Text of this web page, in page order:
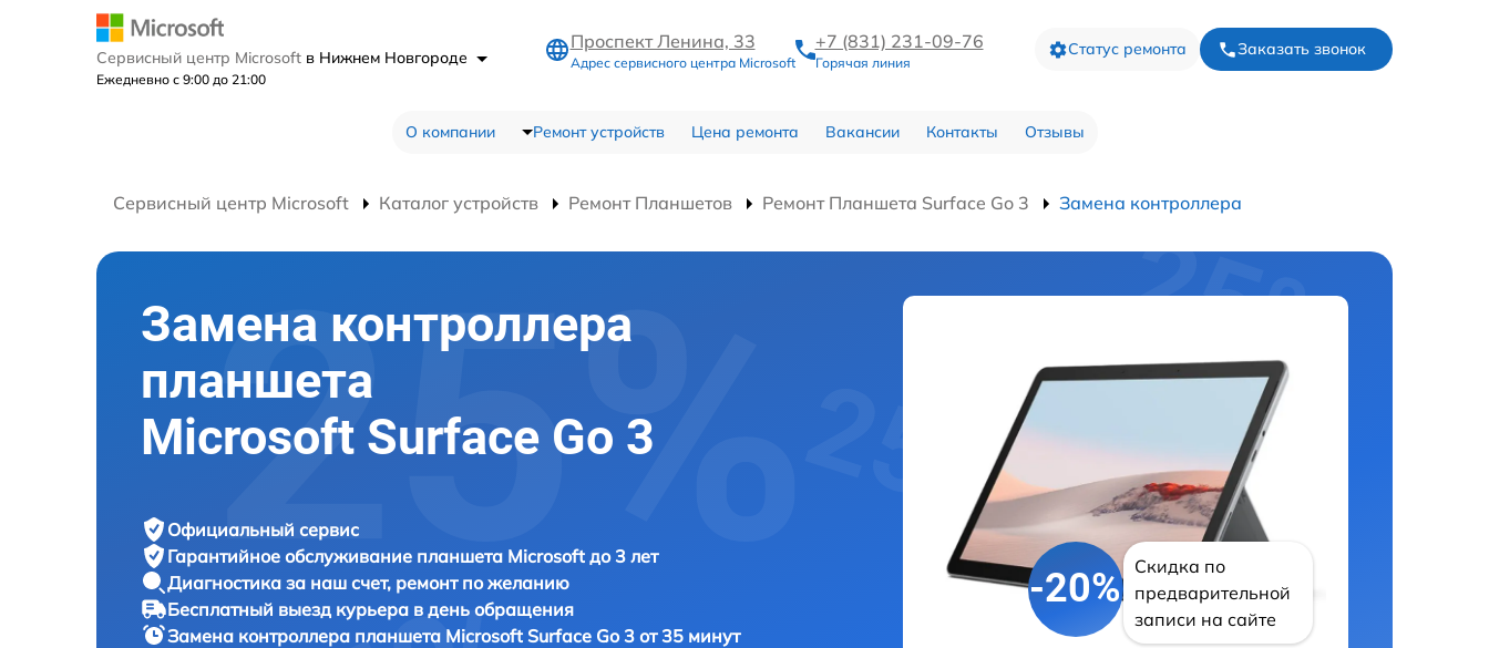
Сервисный центр Microsoft в Нижнем Новгороде
Ежедневно с 9:00 до 21:00
Проспект Ленина, 33
Адрес сервисного центра Microsoft
+7 (831) 231-09-76
Горячая линия
Статус ремонта Заказать звонок
О компании Ремонт устройств Цена ремонта Вакансии Контакты Отзывы
Сервисный центр Microsoft Каталог устройств Ремонт Планшетов Ремонт Планшета Surface Go 3 Замена контроллера
Замена контроллера
планшета
Microsoft Surface Go 3
Официальный сервис
Гарантийное обслуживание планшета Microsoft до 3 лет
Диагностика за наш счет, ремонт по желанию
Бесплатный выезд курьера в день обращения
Замена контроллера планшета Microsoft Surface Go 3 от 35 минут
-20%
Скидка по
предварительной
записи на сайте